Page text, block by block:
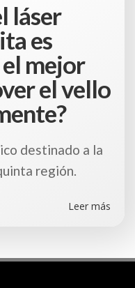
láser
es
mejor
el vello
destinado a la
región.
Leer más